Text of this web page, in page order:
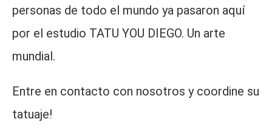
personas de todo el mundo ya pasaron aquí
por el estudio TATU YOU DIEGO. Un arte
mundial.
Entre en contacto con nosotros y coordine su
tatuaje!